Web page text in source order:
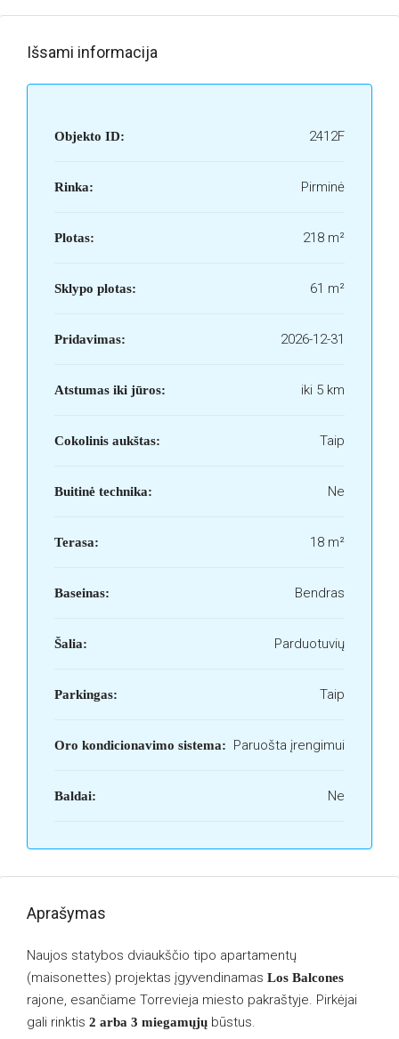
Išsami informacija
Objekto ID: 2412F
Rinka: Pirminė
Plotas: 218 m²
Sklypo plotas: 61 m²
Pridavimas: 2026-12-31
Atstumas iki jūros: iki 5 km
Cokolinis aukštas: Taip
Buitinė technika: Ne
Terasa: 18 m²
Baseinas: Bendras
Šalia: Parduotuvių
Parkingas: Taip
Oro kondicionavimo sistema: Paruošta įrengimui
Baldai: Ne
Aprašymas
Naujos statybos dviaukščio tipo apartamentų
(maisonettes) projektas įgyvendinamas Los Balcones
rajone, esančiame Torrevieja miesto pakraštyje. Pirkėjai
gali rinktis 2 arba 3 miegamųjų būstus.